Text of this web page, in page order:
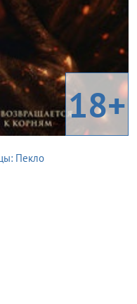
18+
Пекло